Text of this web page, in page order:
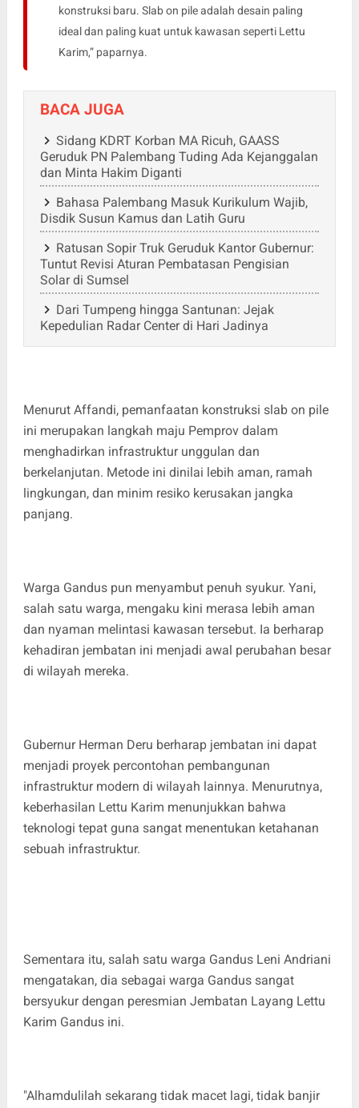
konstruksi baru. Slab on pile adalah desain paling
ideal dan paling kuat untuk kawasan seperti Lettu
Karim,” paparnya.
BACA JUGA
Sidang KDRT Korban MA Ricuh, GAASS
Geruduk PN Palembang Tuding Ada Kejanggalan
dan Minta Hakim Diganti
Bahasa Palembang Masuk Kurikulum Wajib,
Disdik Susun Kamus dan Latih Guru
Ratusan Sopir Truk Geruduk Kantor Gubernur:
Tuntut Revisi Aturan Pembatasan Pengisian
Solar di Sumsel
Dari Tumpeng hingga Santunan: Jejak
Kepedulian Radar Center di Hari Jadinya
Menurut Affandi, pemanfaatan konstruksi slab on pile
ini merupakan langkah maju Pemprov dalam
menghadirkan infrastruktur unggulan dan
berkelanjutan. Metode ini dinilai lebih aman, ramah
lingkungan, dan minim resiko kerusakan jangka
panjang.
Warga Gandus pun menyambut penuh syukur. Yani,
salah satu warga, mengaku kini merasa lebih aman
dan nyaman melintasi kawasan tersebut. Ia berharap
kehadiran jembatan ini menjadi awal perubahan besar
di wilayah mereka.
Gubernur Herman Deru berharap jembatan ini dapat
menjadi proyek percontohan pembangunan
infrastruktur modern di wilayah lainnya. Menurutnya,
keberhasilan Lettu Karim menunjukkan bahwa
teknologi tepat guna sangat menentukan ketahanan
sebuah infrastruktur.
Sementara itu, salah satu warga Gandus Leni Andriani
mengatakan, dia sebagai warga Gandus sangat
bersyukur dengan peresmian Jembatan Layang Lettu
Karim Gandus ini.
"Alhamdulilah sekarang tidak macet lagi, tidak banjir